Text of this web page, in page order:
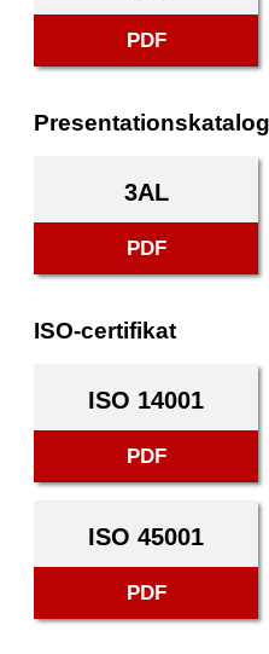
PDF
Presentationskatalog
3AL
PDF
ISO-certifikat
ISO 14001
PDF
ISO 45001
PDF